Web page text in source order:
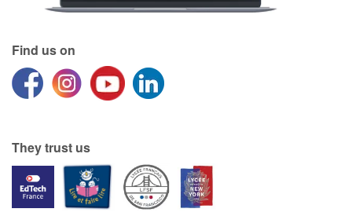
Find us on
They trust us